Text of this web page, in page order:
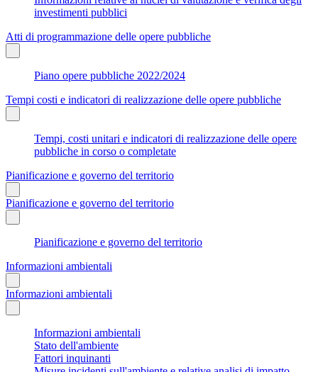
investimenti pubblici
Atti di programmazione delle opere pubbliche
Piano opere pubbliche 2022/2024
Tempi costi e indicatori di realizzazione delle opere pubbliche
Tempi, costi unitari e indicatori di realizzazione delle opere
pubbliche in corso o completate
Pianificazione e governo del territorio
Pianificazione e governo del territorio
Pianificazione e governo del territorio
Informazioni ambientali
Informazioni ambientali
Informazioni ambientali
Stato dell'ambiente
Fattori inquinanti